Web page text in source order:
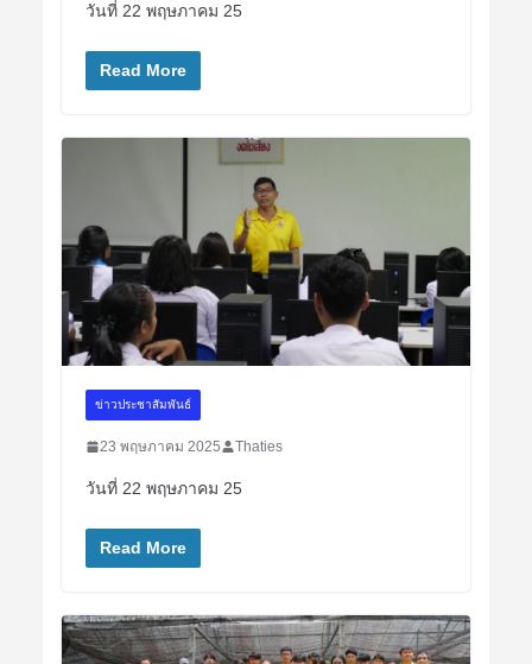
วันที่ 22 พฤษภาคม 25
Read More
ข่าวประชาสัมพันธ์
23 พฤษภาคม 2025 Thaties
วันที่ 22 พฤษภาคม 25
Read More